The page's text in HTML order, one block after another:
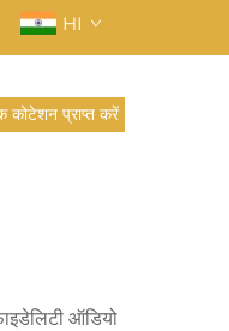
HI
कोटेशन प्राप्त करें
ऑडियो